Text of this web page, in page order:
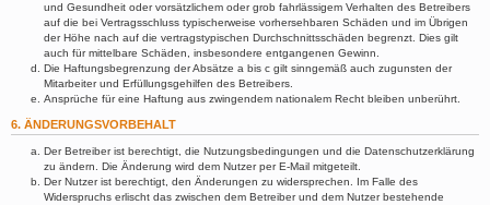
und Gesundheit oder vorsätzlichem oder grob fahrlässigem Verhalten des Betreibers
auf die bei Vertragsschluss typischerweise vorhersehbaren Schäden und im Übrigen
der Höhe nach auf die vertragstypischen Durchschnittsschäden begrenzt. Dies gilt
auch für mittelbare Schäden, insbesondere entgangenen Gewinn.
Die Haftungsbegrenzung der Absätze a bis c gilt sinngemäß auch zugunsten der
Mitarbeiter und Erfüllungsgehilfen des Betreibers.
Ansprüche für eine Haftung aus zwingendem nationalem Recht bleiben unberührt.
6. ÄNDERUNGSVORBEHALT
Der Betreiber ist berechtigt, die Nutzungsbedingungen und die Datenschutzerklärung
zu ändern. Die Änderung wird dem Nutzer per E-Mail mitgeteilt.
Der Nutzer ist berechtigt, den Änderungen zu widersprechen. Im Falle des
Widerspruchs erlischt das zwischen dem Betreiber und dem Nutzer bestehende